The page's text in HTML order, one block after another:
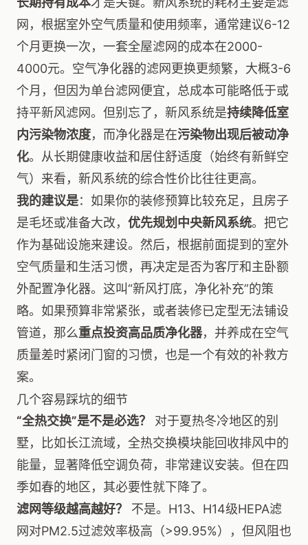
网，根据室外空气质量和使用频率，通常建议6-12
个月更换一次，一套全屋滤网的成本在2000-
4000元。空气净化器的滤网更换更频繁，大概3-6
个月，但因为单台滤网便宜，总成本可能略低于或
持平新风滤网。但别忘了，新风系统是持续降低室
内污染物浓度，而净化器是在污染物出现后被动净
化。从长期健康收益和居住舒适度（始终有新鲜空
气）来看，新风系统的综合性价比往往更高。
我的建议是：如果你的装修预算比较充足，且房子
是毛坯或准备大改， 优先规划中央新风系统。把它
作为基础设施来建设。然后，根据前面提到的室外
空气质量和生活习惯，再决定是否为客厅和主卧额
外配置净化器。这叫“新风打底，净化补充”的策
略。如果预算非常紧张，或者装修已定型无法铺设
管道，那么重点投资高品质净化器，并养成在空气
质量差时紧闭门窗的习惯，也是一个有效的补救方
案。
几个容易踩坑的细节
“全热交换”是不是必选？
对于夏热冬冷地区的别
墅，比如长江流域，全热交换模块能回收排风中的
能量，显著降低空调负荷，非常建议安装。但在四
季如春的地区，其必要性就下降了。
滤网等级越高越好？
不是。H13、H14级HEPA滤
网对PM2.5过滤效率极高（>99.95%），但风阻也